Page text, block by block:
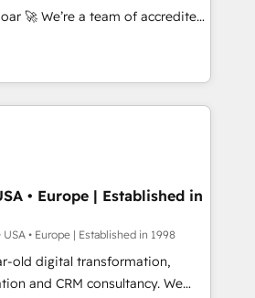
button to get in touch (𝘸𝘦'𝘳𝘦
accredited
to help you. We can
into complex business
what you've got and make
use it, build your website in
We are on the
we've been accredited by
by the CCS, which means we
companies as well the
Our services: -
CMS website
• Europe | Established in
• Europe | Established in 1998
old digital transformation,
and CRM consultancy. We